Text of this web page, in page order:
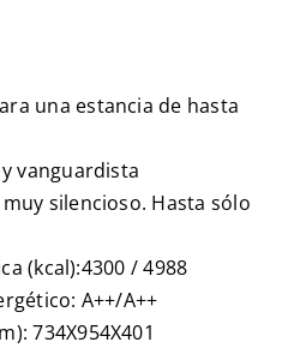
una estancia de hasta
vanguardista
silencioso. Hasta sólo
(kcal):4300 / 4988
A++/A++
734X954X401